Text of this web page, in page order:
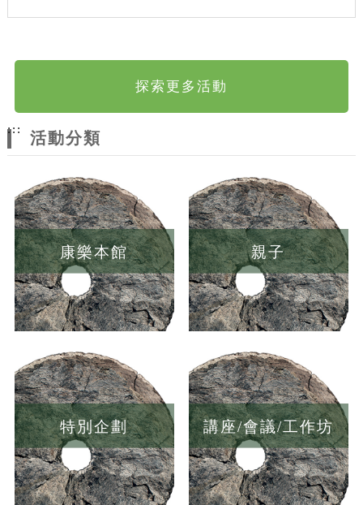
探索更多活動
:::
活動分類
康樂本館 親子
特別企劃 講座/會議/工作坊